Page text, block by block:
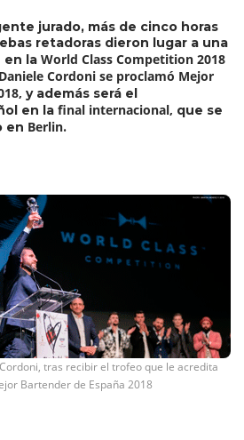
jurado, más de cinco horas
retadoras dieron lugar a una
en la World Class Competition 2018
Daniele Cordoni se proclamó Mejor
y además será el
en la final internacional, que se
en Berlin.
tras recibir el trofeo que le acredita
Bartender de España 2018